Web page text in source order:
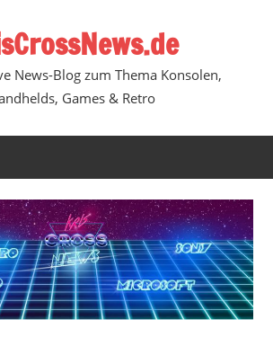
News-Blog zum Thema Konsolen,
Games & Retro